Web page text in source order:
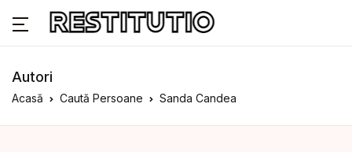
Autori
Acasă Caută Persoane Sanda Candea